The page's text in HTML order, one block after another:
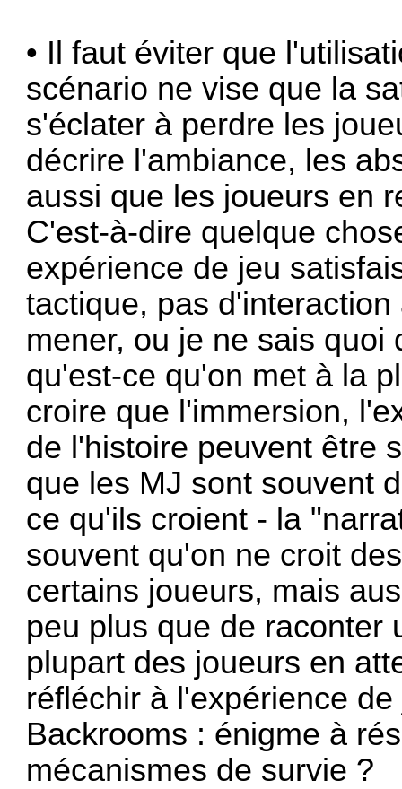
• Il faut éviter que
scénario ne vise que la
s'éclater à perdre les
décrire l'ambiance, les
aussi que les joueurs en
C'est-à-dire quelque
expérience de jeu
tactique, pas
mener, ou je ne sais
qu'est-ce qu'on met à la
croire que l'immersion,
de l'histoire peuvent être
que les MJ sont souvent
ce qu'ils croient - la
souvent qu'on ne croit
certains joueurs, mais
peu plus que de raconter
plupart des joueurs en
réfléchir à l'expérience
Backrooms : énigme à
mécanismes de survie ?